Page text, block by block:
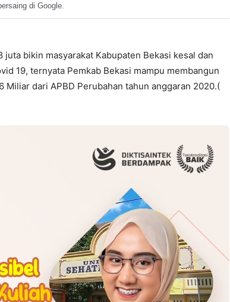
di Google.
bikin masyarakat Kabupaten Bekasi kesal dan
19, ternyata Pemkab Bekasi mampu membangun
dari APBD Perubahan tahun anggaran 2020.(